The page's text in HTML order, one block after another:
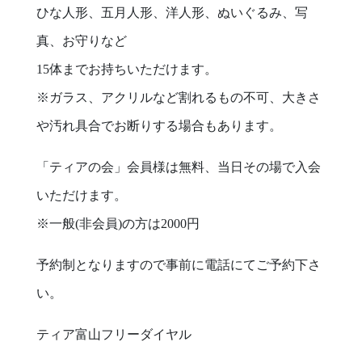
ひな人形、五月人形、洋人形、ぬいぐるみ、写
真、お守りなど
15体までお持ちいただけます。
※ガラス、アクリルなど割れるもの不可、大きさ
や汚れ具合でお断りする場合もあります。
「ティアの会」会員様は無料、当日その場で入会
いただけます。
※一般(非会員)の方は2000円
予約制となりますので事前に電話にてご予約下さ
い。
ティア富山フリーダイヤル